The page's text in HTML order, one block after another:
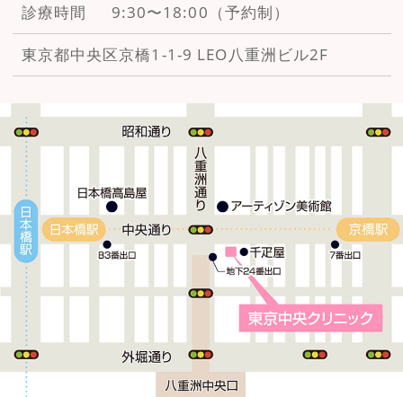
診療時間 9:30〜18:00（予約制）
東京都中央区京橋1-1-9 LEO八重洲ビル2F